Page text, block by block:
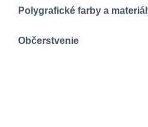
Polygrafické farby a
Občerstvenie